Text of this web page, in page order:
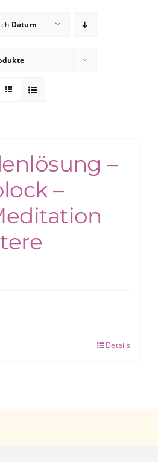
Datum
–
–
Details